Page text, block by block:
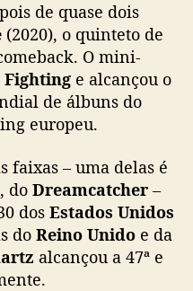
e
s
t
e
i
a
o
r
a
n
i
de quase dois
(2020), o quinteto de
O mini-
Fighting e alcançou o
de álbuns do
europeu.
faixas – uma delas é
, do Dreamcatcher –
dos Estados Unidos
do Reino Unido e da
alcançou a 47ª e